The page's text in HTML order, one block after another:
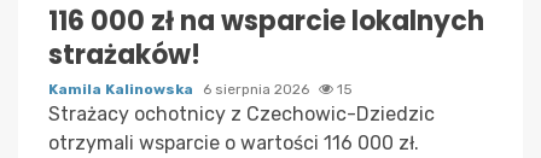
116 000 zł na wsparcie lokalnych
strażaków!
Kamila Kalinowska 6 sierpnia 2026 15
Strażacy ochotnicy z Czechowic-Dziedzic
otrzymali wsparcie o wartości 116 000 zł.